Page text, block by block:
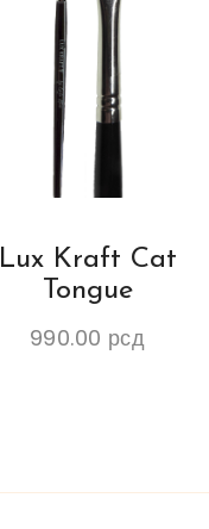
Lux Kraft Cat
Tongue
990.00 рсд